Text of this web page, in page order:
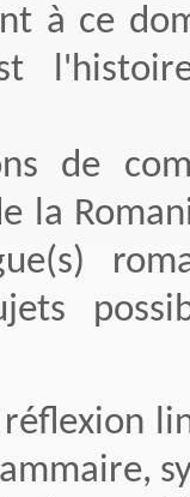
à ce
de
la